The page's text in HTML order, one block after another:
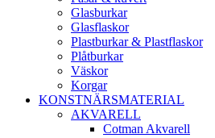
Glasburkar
Glasflaskor
Plastburkar & Plastflaskor
Plåtburkar
Väskor
Korgar
KONSTNÄRSMATERIAL
AKVARELL
Cotman Akvarell